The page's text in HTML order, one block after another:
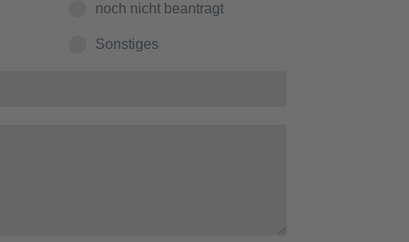
noch nicht beantragt
Sonstiges